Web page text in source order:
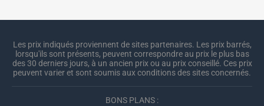
Les prix indiqués proviennent de sites partenaires. Les prix barrés,
lorsqu'ils sont présents, peuvent correspondre au prix le plus bas
des 30 derniers jours, à un ancien prix ou au prix conseillé. Ces prix
peuvent varier et sont soumis aux conditions des sites concernés.
BONS PLANS :